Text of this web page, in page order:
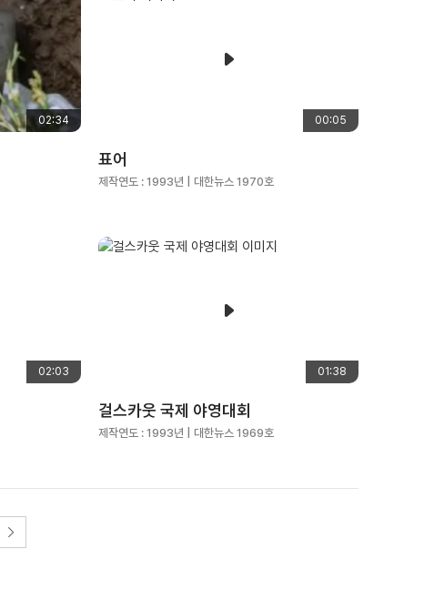
02:34 00:05
표어
제작연도 : 1993년 | 대한뉴스 1970호
02:03 01:38
걸스카웃 국제 야영대회
제작연도 : 1993년 | 대한뉴스 1969호